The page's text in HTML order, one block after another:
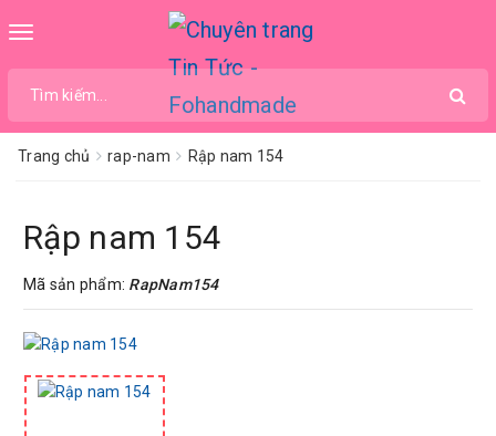
Toggle
Trang chủ rap-nam Rập nam 154
Rập nam 154
Mã sản phẩm: RapNam154